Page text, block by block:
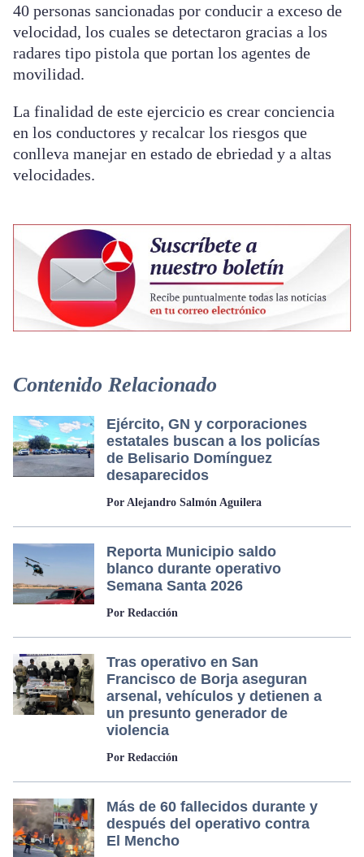
40 personas sancionadas por conducir a exceso de
velocidad, los cuales se detectaron gracias a los
radares tipo pistola que portan los agentes de
movilidad.
La finalidad de este ejercicio es crear conciencia
en los conductores y recalcar los riesgos que
conlleva manejar en estado de ebriedad y a altas
velocidades.
Contenido Relacionado
Ejército, GN y corporaciones
estatales buscan a los policías
de Belisario Domínguez
desaparecidos
Por Alejandro Salmón Aguilera
Reporta Municipio saldo
blanco durante operativo
Semana Santa 2026
Por Redacción
Tras operativo en San
Francisco de Borja aseguran
arsenal, vehículos y detienen a
un presunto generador de
violencia
Por Redacción
Más de 60 fallecidos durante y
después del operativo contra
El Mencho